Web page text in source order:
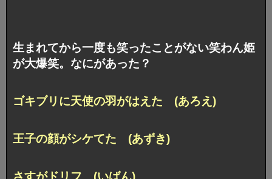
生まれてから一度も笑ったことがない笑わん姫
が大爆笑。なにがあった？
ゴキブリに天使の羽がはえた (あろえ)
王子の顔がシケてた (あずき)
さすがドリフ (いばん)